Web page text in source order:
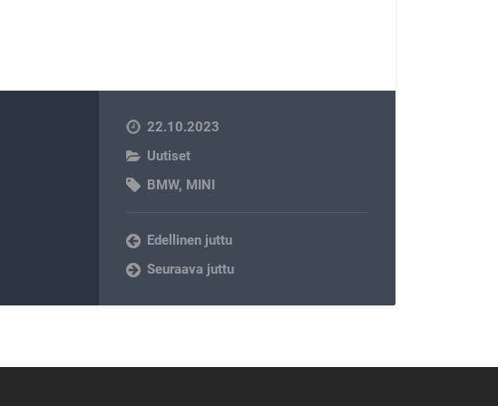
22.10.2023
Uutiset
BMW, MINI
Edellinen juttu
Seuraava juttu